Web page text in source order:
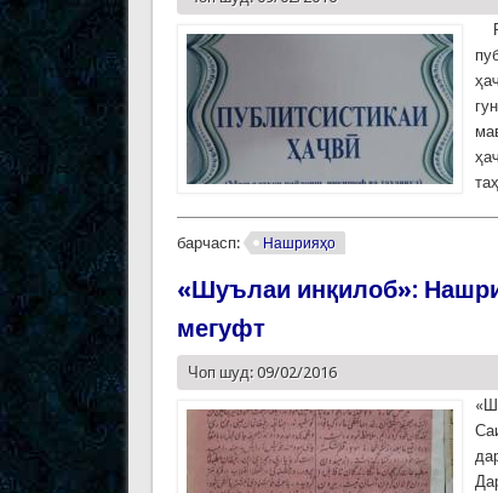
барчасп: Нашрияҳо
«Шуълаи инқилоб»:
мегуфт
Чоп шуд: 09/02/2016